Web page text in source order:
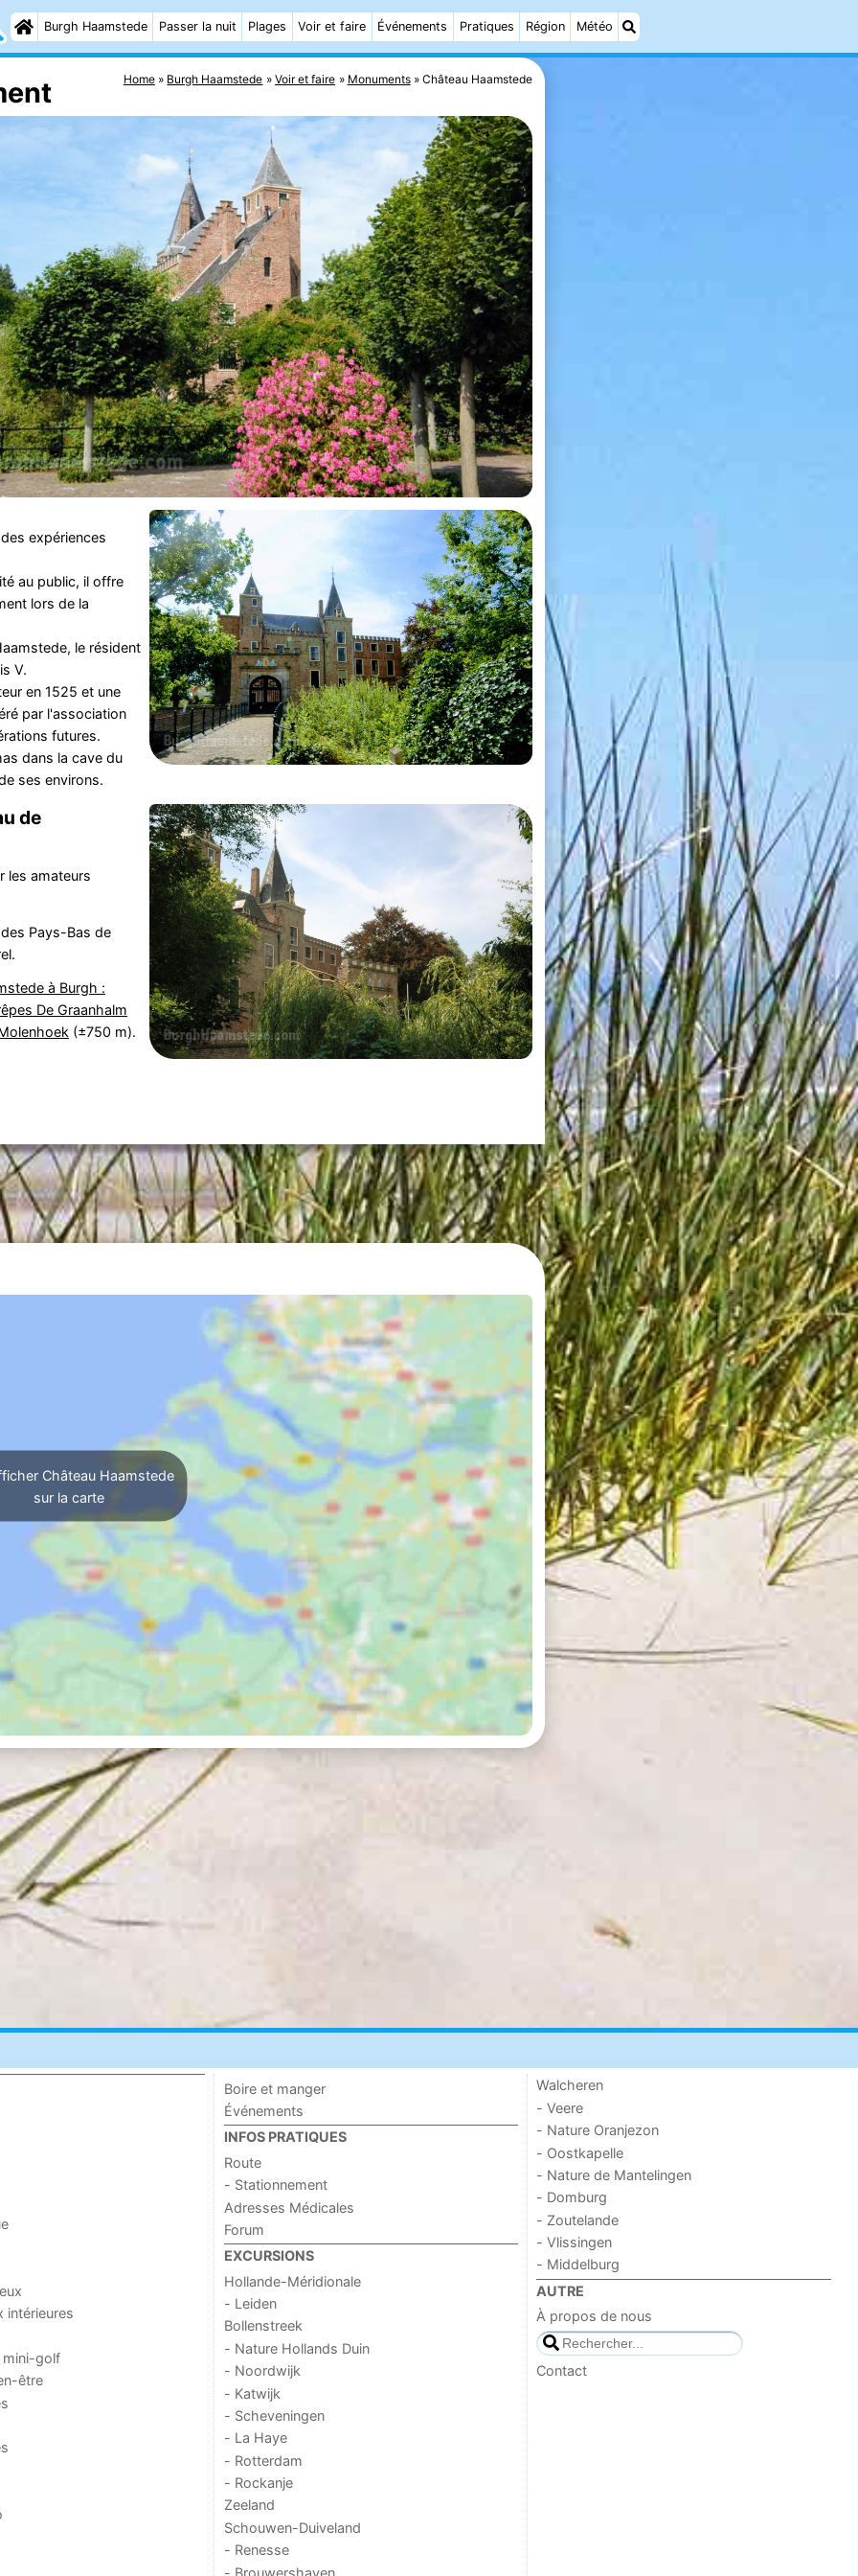
Burgh Haamstede Passer la nuit Plages Voir et faire Événements Pratiques Région Météo
Home Burgh Haamstede Voir et faire Monuments Château Haamstede
expériences
au public, il offre
lors de la
le résident
V.
en 1525 et une
par l'association
futures.
dans la cave du
ses environs.
de
les amateurs
Pays-Bas de
à Burgh :
De Graanhalm
(±750 m).
Château Haamstede
sur la carte
intérieures
mini-golf
être
Boire et manger
Événements
INFOS PRATIQUES
Route
- Stationnement
Adresses Médicales
Forum
EXCURSIONS
Hollande-Méridionale
- Leiden
Bollenstreek
- Nature Hollands Duin
- Noordwijk
- Katwijk
- Scheveningen
- La Haye
- Rotterdam
- Rockanje
Zeeland
Schouwen-Duiveland
- Renesse
- Brouwershaven
Walcheren
- Veere
- Nature Oranjezon
- Oostkapelle
- Nature de Mantelingen
- Domburg
- Zoutelande
- Vlissingen
- Middelburg
AUTRE
À propos de nous
Contact